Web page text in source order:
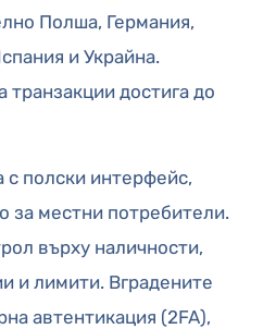
Полша, Германия,
и Украйна.
достига до
с полски интерфейс,
за местни потребители.
върху наличности,
и лимити. Вградените
автентикация (2FA),